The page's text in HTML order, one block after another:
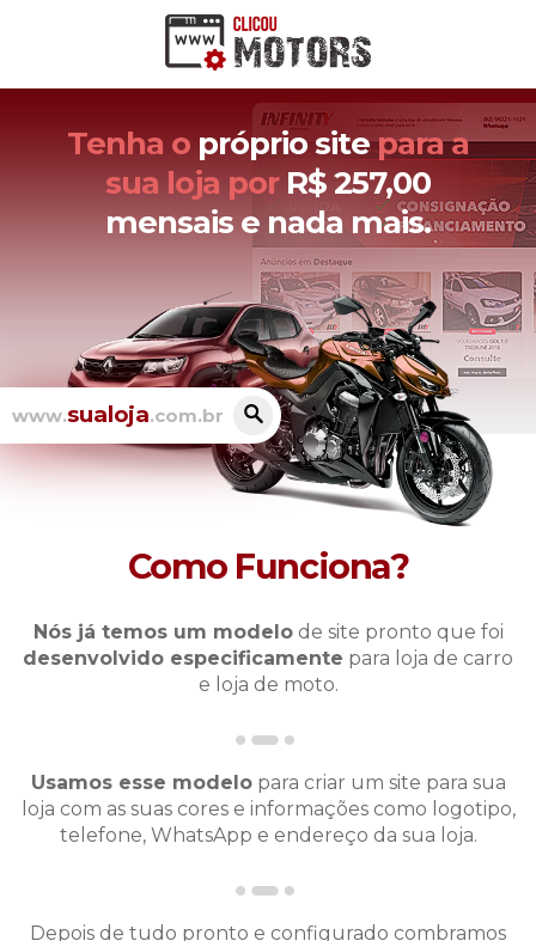
Tenha o próprio sitepara a
sua loja por R$ 257,00
mensais e nada mais.
www.sualoja.com.br
Como Funciona?
Nós já temos um modelode site pronto que foi
desenvolvido especificamente para loja de carro
e loja de moto.
Usamos esse modelopara criar um site para sua
loja com as suas cores e informações como logotipo,
telefone, WhatsApp e endereço da sua loja.
Depois de tudo pronto e configurado combramos